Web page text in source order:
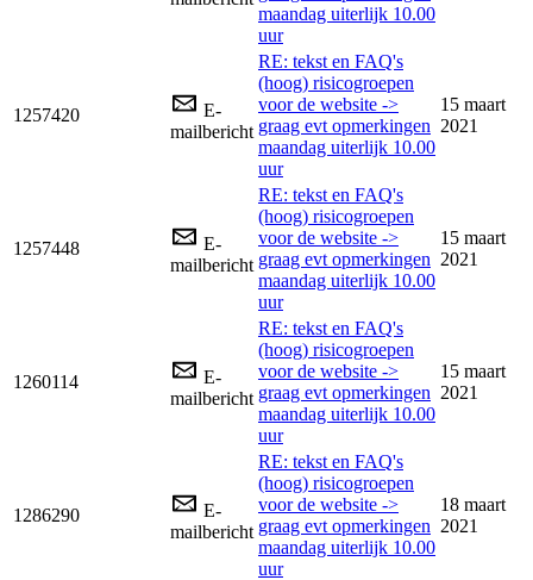
maandag uiterlijk 10.00
uur
1257420
E-
mailbericht
RE: tekst en FAQ's
(hoog) risicogroepen
voor de website ->
graag evt opmerkingen
maandag uiterlijk 10.00
uur
15 maart
2021
1257448
E-
mailbericht
RE: tekst en FAQ's
(hoog) risicogroepen
voor de website ->
graag evt opmerkingen
maandag uiterlijk 10.00
uur
15 maart
2021
1260114
E-
mailbericht
RE: tekst en FAQ's
(hoog) risicogroepen
voor de website ->
graag evt opmerkingen
maandag uiterlijk 10.00
uur
15 maart
2021
1286290
E-
mailbericht
RE: tekst en FAQ's
(hoog) risicogroepen
voor de website ->
graag evt opmerkingen
maandag uiterlijk 10.00
uur
18 maart
2021